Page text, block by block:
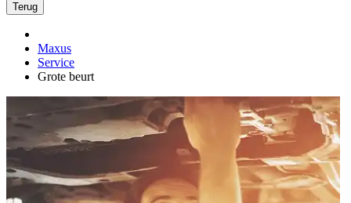
Terug
Maxus
Service
Grote beurt